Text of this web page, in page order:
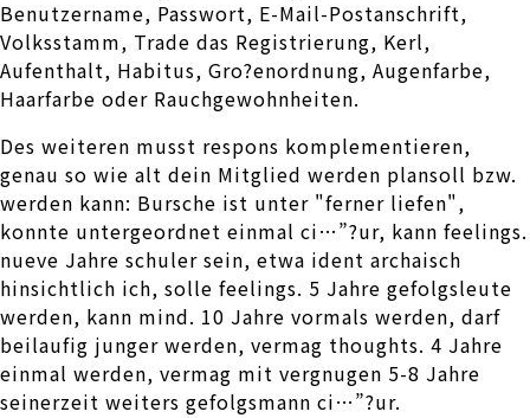
Benutzername, Passwort, E-Mail-Postanschrift,
Volksstamm, Trade das Registrierung, Kerl,
Aufenthalt, Habitus, Gro?enordnung, Augenfarbe,
Haarfarbe oder Rauchgewohnheiten.
Des weiteren musst respons komplementieren,
genau so wie alt dein Mitglied werden plansoll bzw.
werden kann: Bursche ist unter "ferner liefen",
konnte untergeordnet einmal ci…”?ur, kann feelings.
nueve Jahre schuler sein, etwa ident archaisch
hinsichtlich ich, solle feelings. 5 Jahre gefolgsleute
werden, kann mind. 10 Jahre vormals werden, darf
beilaufig junger werden, vermag thoughts. 4 Jahre
einmal werden, vermag mit vergnugen 5-8 Jahre
seinerzeit weiters gefolgsmann ci…”?ur.